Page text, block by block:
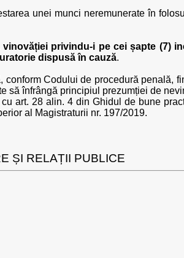
unei munci neremunerate în
privindu-i pe cei șapte (7)
dispusă în cauză.
Codului de procedură penală,
să înfrângă principiul prezumției de
art. 28 alin. 4 din Ghidul de bune
al Magistraturii nr. 197/2019.
ȘI RELAȚII PUBLICE